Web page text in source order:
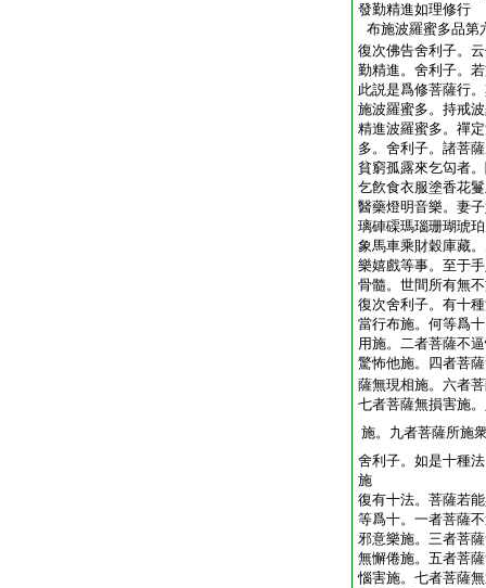
發勤精進如理修行
布施波羅蜜多品第
復次佛告舍利子。
勤精進。舍利子。
此説是爲修菩薩行
施波羅蜜多。持戒
精進波羅蜜多。禪
多。舍利子。諸菩
貧窮孤露來乞匃者
乞飮食衣服塗香花
醫藥燈明音樂。妻
璃硨磲瑪瑙珊瑚琥
象馬車乘財穀庫藏
樂嬉戲等事。至于
骨髓。世間所有無
復次舍利子。有十
當行布施。何等爲
用施。二者菩薩不
驚怖他施。四者菩
薩無現相施。六者
七者菩薩無損害施
施。九者菩薩所施
舍利子。如是十種
施
復有十法。菩薩若
等爲十。一者菩薩
邪意樂施。三者菩
無懈倦施。五者菩
惱害施。七者菩薩